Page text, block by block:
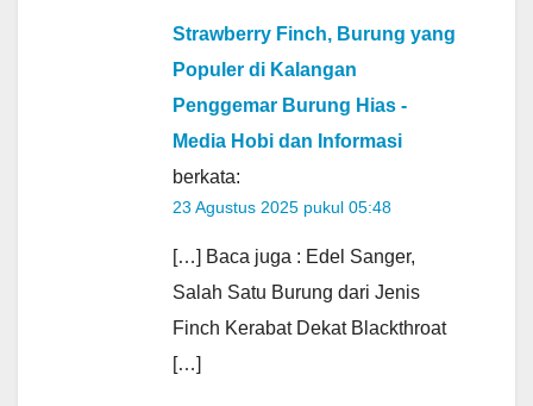
Strawberry Finch, Burung yang
Populer di Kalangan
Penggemar Burung Hias -
Media Hobi dan Informasi
berkata:
23 Agustus 2025 pukul 05:48
[…] Baca juga : Edel Sanger,
Salah Satu Burung dari Jenis
Finch Kerabat Dekat Blackthroat
[…]